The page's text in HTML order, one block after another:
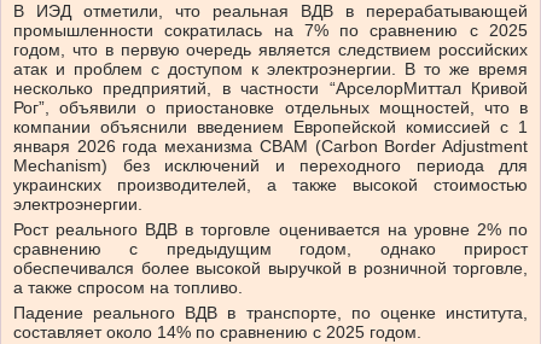
В ИЭД отметили, что реальная ВДВ в перерабатывающей
промышленности сократилась на 7% по сравнению с 2025
годом, что в первую очередь является следствием российских
атак и проблем с доступом к электроэнергии. В то же время
несколько предприятий, в частности “АрселорМиттал Кривой
Рог”, объявили о приостановке отдельных мощностей, что в
компании объяснили введением Европейской комиссией с 1
января 2026 года механизма СВАМ (Carbon Border Adjustment
Mechanism) без исключений и переходного периода для
украинских производителей, а также высокой стоимостью
электроэнергии.
Рост реального ВДВ в торговле оценивается на уровне 2% по
сравнению с предыдущим годом, однако прирост
обеспечивался более высокой выручкой в розничной торговле,
а также спросом на топливо.
Падение реального ВДВ в транспорте, по оценке института,
составляет около 14% по сравнению с 2025 годом.